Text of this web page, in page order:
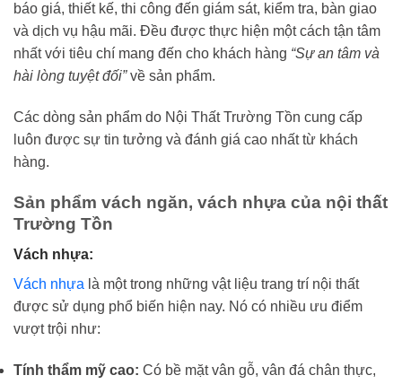
báo giá, thiết kế, thi công đến giám sát, kiểm tra, bàn giao
và dịch vụ hậu mãi. Đều được thực hiện một cách tận tâm
nhất với tiêu chí mang đến cho khách hàng “Sự an tâm và
hài lòng tuyệt đối”về sản phẩm.
Các dòng sản phẩm do Nội Thất Trường Tồn cung cấp
luôn được sự tin tưởng và đánh giá cao nhất từ khách
hàng.
Sản phẩm vách ngăn, vách nhựa của nội thất
Trường Tồn
Vách nhựa:
Vách nhựa là một trong những vật liệu trang trí nội thất
được sử dụng phổ biến hiện nay. Nó có nhiều ưu điểm
vượt trội như:
Tính thẩm mỹ cao: Có bề mặt vân gỗ, vân đá chân thực,